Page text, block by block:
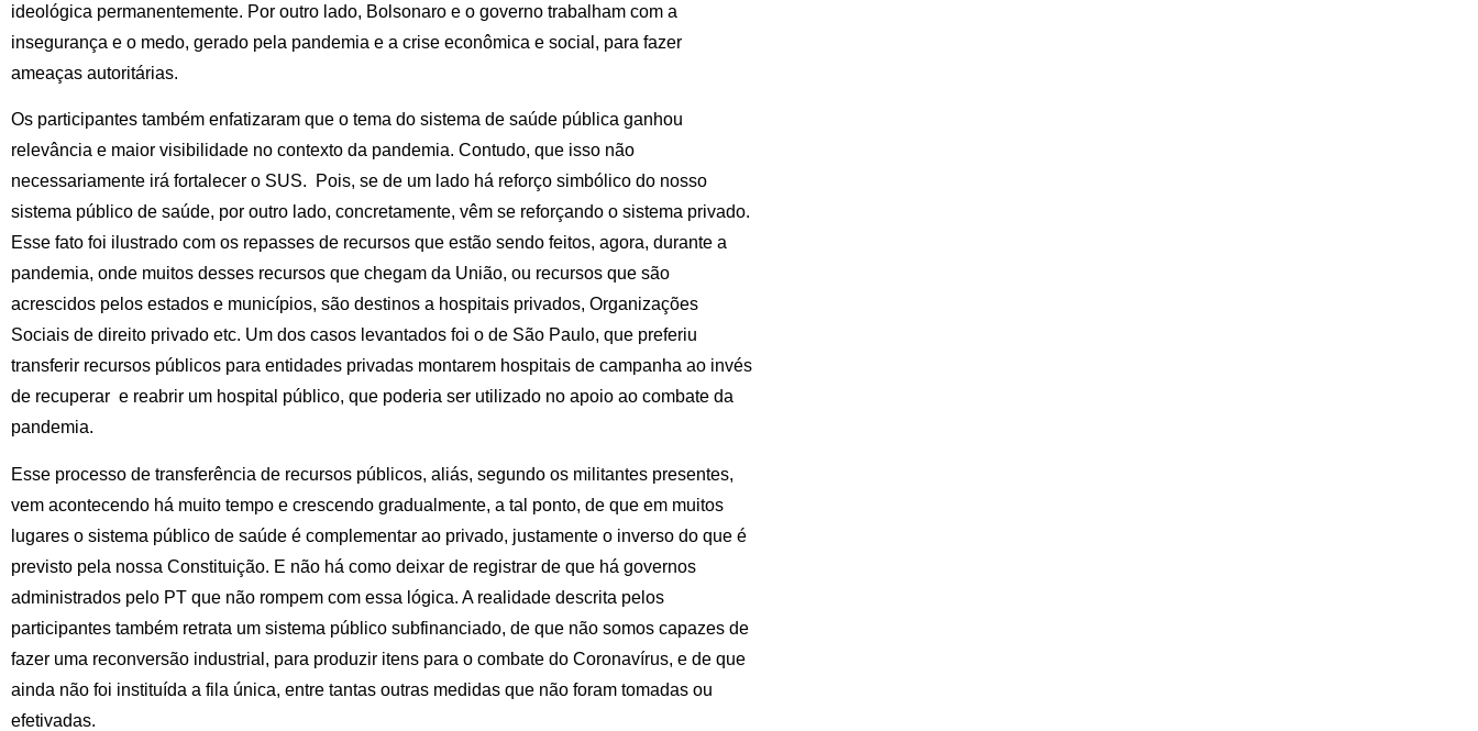
ideológica permanentemente. Por outro lado, Bolsonaro e o governo trabalham com a
insegurança e o medo, gerado pela pandemia e a crise econômica e social, para fazer
ameaças autoritárias.
Os participantes também enfatizaram que o tema do sistema de saúde pública ganhou
relevância e maior visibilidade no contexto da pandemia. Contudo, que isso não
necessariamente irá fortalecer o SUS. Pois, se de um lado há reforço simbólico do nosso
sistema público de saúde, por outro lado, concretamente, vêm se reforçando o sistema privado.
Esse fato foi ilustrado com os repasses de recursos que estão sendo feitos, agora, durante a
pandemia, onde muitos desses recursos que chegam da União, ou recursos que são
acrescidos pelos estados e municípios, são destinos a hospitais privados, Organizações
Sociais de direito privado etc. Um dos casos levantados foi o de São Paulo, que preferiu
transferir recursos públicos para entidades privadas montarem hospitais de campanha ao invés
de recuperar e reabrir um hospital público, que poderia ser utilizado no apoio ao combate da
pandemia.
Esse processo de transferência de recursos públicos, aliás, segundo os militantes presentes,
vem acontecendo há muito tempo e crescendo gradualmente, a tal ponto, de que em muitos
lugares o sistema público de saúde é complementar ao privado, justamente o inverso do que é
previsto pela nossa Constituição. E não há como deixar de registrar de que há governos
administrados pelo PT que não rompem com essa lógica. A realidade descrita pelos
participantes também retrata um sistema público subfinanciado, de que não somos capazes de
fazer uma reconversão industrial, para produzir itens para o combate do Coronavírus, e de que
ainda não foi instituída a fila única, entre tantas outras medidas que não foram tomadas ou
efetivadas.